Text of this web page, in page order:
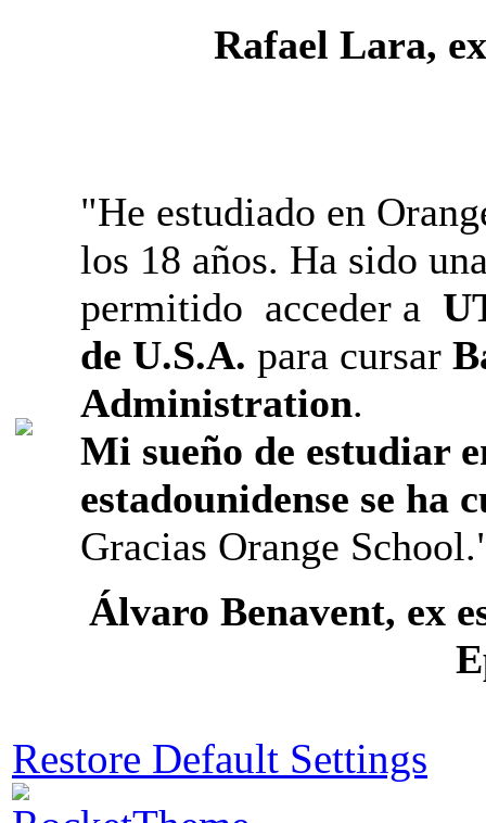
Rafael Lara,
"He estudiado en
los 18 años. Ha sido
permitido acceder a
de U.S.A. para cursar
Administration.
Mi sueño de estudiar
estadounidense se ha
Gracias Orange
Álvaro Benavent, ex
Restore Default Settings